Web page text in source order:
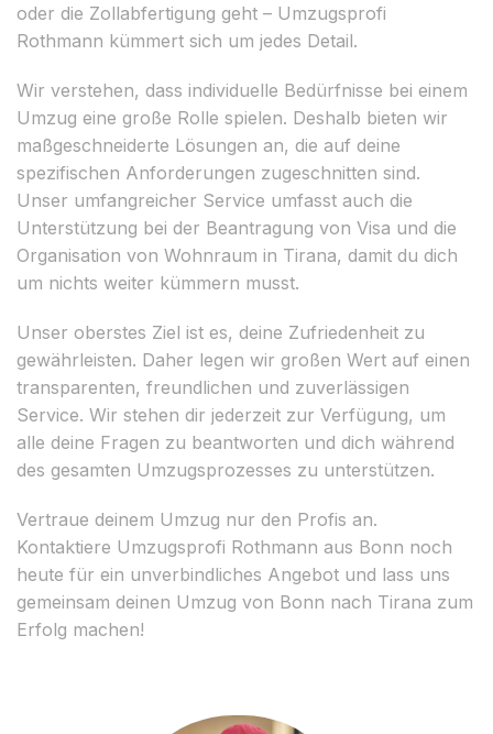
oder die Zollabfertigung geht – Umzugsprofi
Rothmann kümmert sich um jedes Detail.
Wir verstehen, dass individuelle Bedürfnisse bei einem
Umzug eine große Rolle spielen. Deshalb bieten wir
maßgeschneiderte Lösungen an, die auf deine
spezifischen Anforderungen zugeschnitten sind.
Unser umfangreicher Service umfasst auch die
Unterstützung bei der Beantragung von Visa und die
Organisation von Wohnraum in Tirana, damit du dich
um nichts weiter kümmern musst.
Unser oberstes Ziel ist es, deine Zufriedenheit zu
gewährleisten. Daher legen wir großen Wert auf einen
transparenten, freundlichen und zuverlässigen
Service. Wir stehen dir jederzeit zur Verfügung, um
alle deine Fragen zu beantworten und dich während
des gesamten Umzugsprozesses zu unterstützen.
Vertraue deinem Umzug nur den Profis an.
Kontaktiere Umzugsprofi Rothmann aus Bonn noch
heute für ein unverbindliches Angebot und lass uns
gemeinsam deinen Umzug von Bonn nach Tirana zum
Erfolg machen!